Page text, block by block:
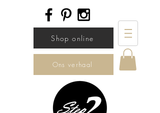
Shop online
Ons verhaal